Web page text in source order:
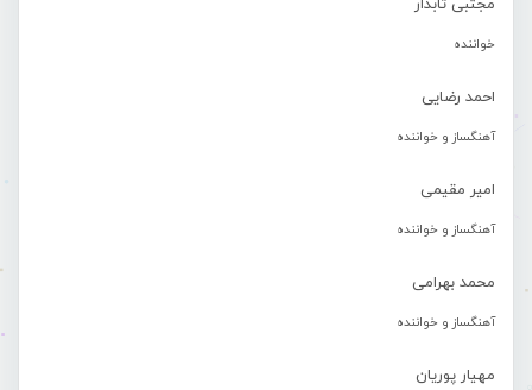
مجتبی تابدار
خواننده
احمد رضایی
آهنگساز و خواننده
امیر مقیمی
آهنگساز و خواننده
محمد بهرامی
آهنگساز و خواننده
مهیار پوریان